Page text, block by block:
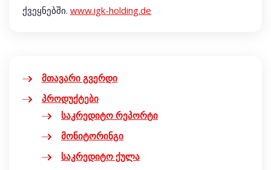
ქვეყნებში. www.igk-holding.de
მთავარი გვერდი
პროდუქტები
საკრედიტო რეპორტი
მონიტორინგი
საკრედიტო ქულა